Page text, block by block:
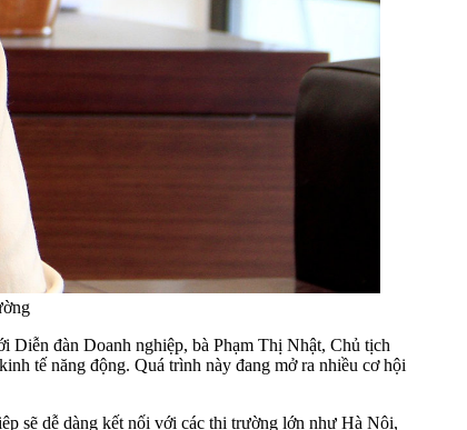
Diễn đàn Doanh nghiệp, bà Phạm Thị Nhật, Chủ tịch
tế năng động. Quá trình này đang mở ra nhiều cơ hội
sẽ dễ dàng kết nối với các thị trường lớn như Hà Nội,